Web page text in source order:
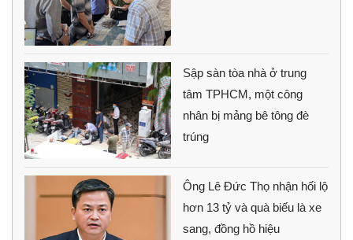
Sập sàn tòa nhà ở trung
tâm TPHCM, một công
nhân bị mảng bê tông đè
trúng
Ông Lê Đức Thọ nhận hối lộ
hơn 13 tỷ và quà biếu là xe
sang, đồng hồ hiệu